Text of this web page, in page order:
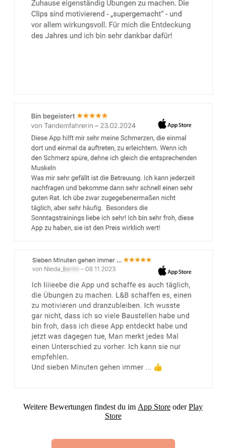
Weitere Bewertungen findest du im App Store oder Play
Store